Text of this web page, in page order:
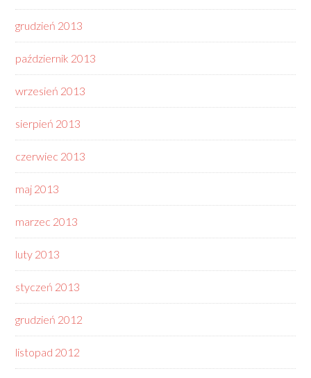
grudzień 2013
październik 2013
wrzesień 2013
sierpień 2013
czerwiec 2013
maj 2013
marzec 2013
luty 2013
styczeń 2013
grudzień 2012
listopad 2012